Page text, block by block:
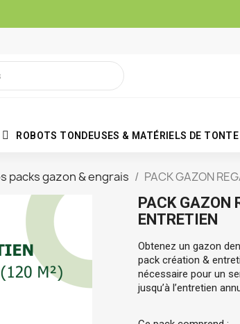
ROBOTS TONDEUSES & MATÉRIELS DE TONTE
packs gazon & engrais PACK GAZON
PACK GAZON
ENTRETIEN
Obtenez un gazon
pack création &
nécessaire pour un
jusqu’à l’entretien